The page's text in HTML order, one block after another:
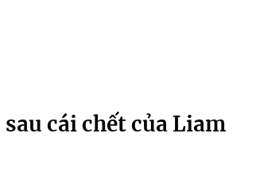
Infographic
cái chết của Liam